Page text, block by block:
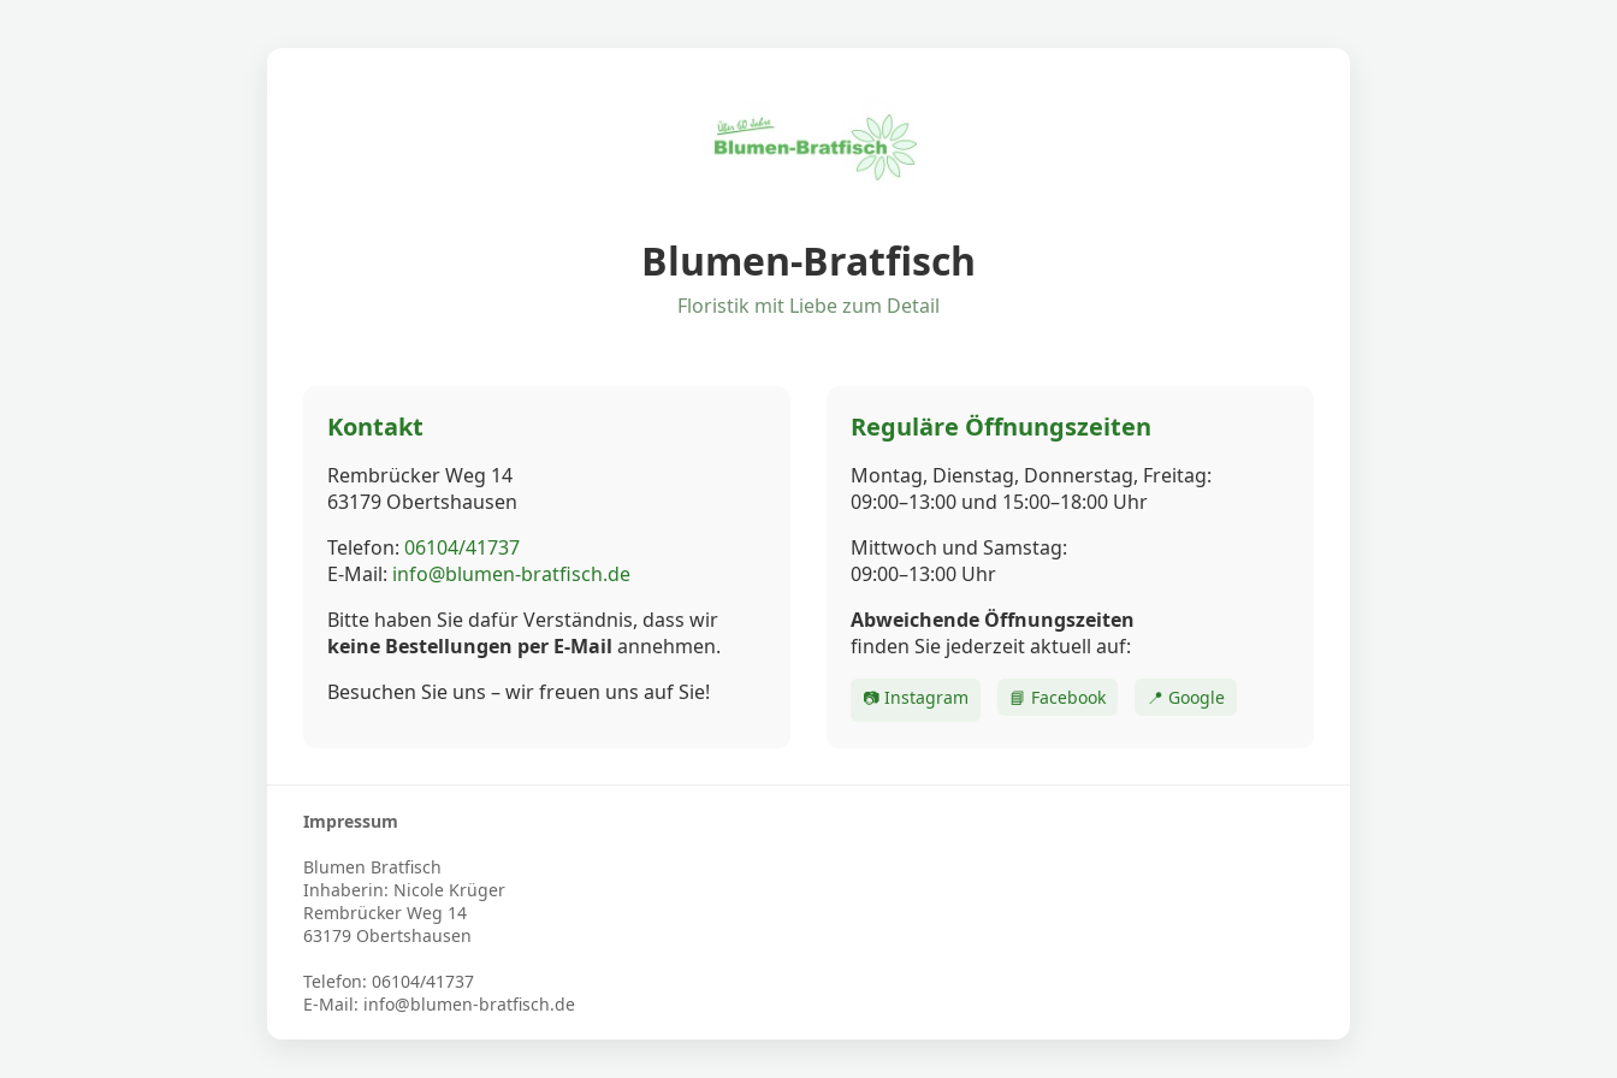
Blumen-Bratfisch
Floristik mit Liebe zum Detail
Kontakt
Rembrücker Weg 14
63179 Obertshausen
Telefon: 06104/41737
E-Mail: info@blumen-bratfisch.de
Bitte haben Sie dafür Verständnis, dass wir
keine Bestellungen per E-Mail annehmen.
Besuchen Sie uns – wir freuen uns auf Sie!
Reguläre Öffnungszeiten
Montag, Dienstag, Donnerstag, Freitag:
09:00–13:00 und 15:00–18:00 Uhr
Mittwoch und Samstag:
09:00–13:00 Uhr
Abweichende Öffnungszeiten
finden Sie jederzeit aktuell auf:
📷 Instagram 📘 Facebook 📍 Google
Impressum
Blumen Bratfisch
Inhaberin: Nicole Krüger
Rembrücker Weg 14
63179 Obertshausen
Telefon: 06104/41737
E-Mail: info@blumen-bratfisch.de